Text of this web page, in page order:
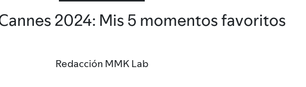
2024: Mis 5 momentos favoritos
Redacción MMK Lab